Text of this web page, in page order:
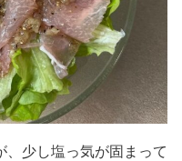
少し塩っ気が固まって